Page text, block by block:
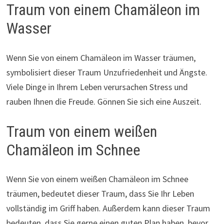
Traum von einem Chamäleon im
Wasser
Wenn Sie von einem Chamäleon im Wasser träumen,
symbolisiert dieser Traum Unzufriedenheit und Ängste.
Viele Dinge in Ihrem Leben verursachen Stress und
rauben Ihnen die Freude. Gönnen Sie sich eine Auszeit.
Traum von einem weißen
Chamäleon im Schnee
Wenn Sie von einem weißen Chamäleon im Schnee
träumen, bedeutet dieser Traum, dass Sie Ihr Leben
vollständig im Griff haben. Außerdem kann dieser Traum